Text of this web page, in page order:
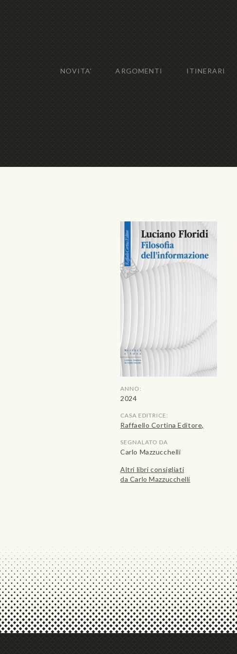
NOVITA' ARGOMENTI ITINERARI
ANNO:
2024
CASA EDITRICE:
Raffaello Cortina Editore,
SEGNALATO DA
Carlo Mazzucchelli
Altri libri consigliati
da Carlo Mazzucchelli